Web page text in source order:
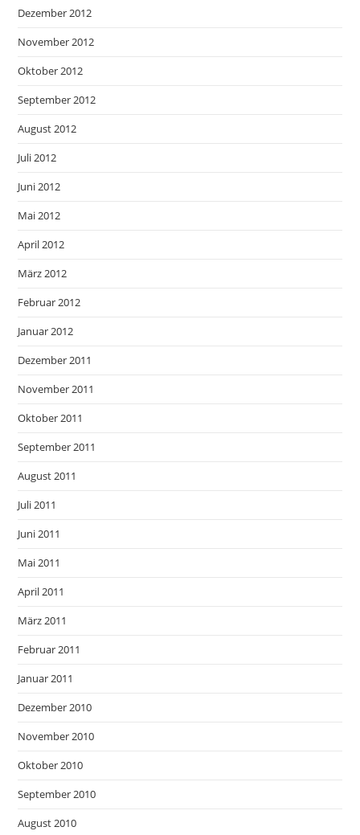
Dezember 2012
November 2012
Oktober 2012
September 2012
August 2012
Juli 2012
Juni 2012
Mai 2012
April 2012
März 2012
Februar 2012
Januar 2012
Dezember 2011
November 2011
Oktober 2011
September 2011
August 2011
Juli 2011
Juni 2011
Mai 2011
April 2011
März 2011
Februar 2011
Januar 2011
Dezember 2010
November 2010
Oktober 2010
September 2010
August 2010